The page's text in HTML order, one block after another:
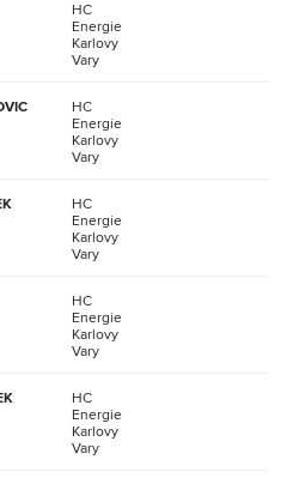
HC
Energie
Karlovy
Vary
HC
Energie
Karlovy
Vary
HC
Energie
Karlovy
Vary
HC
Energie
Karlovy
Vary
HC
Energie
Karlovy
Vary